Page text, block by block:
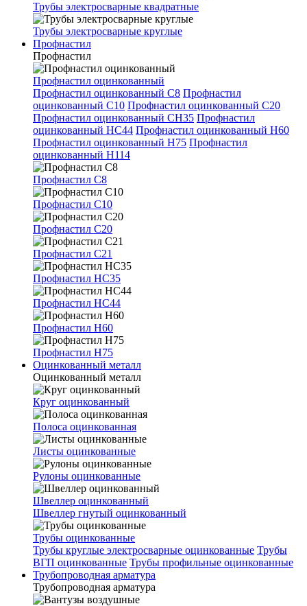
Трубы электросварные квадратные
Трубы электросварные круглые
Профнастил
Профнастил
Профнастил оцинкованный
Профнастил оцинкованный С8 Профнастил
оцинкованный С10 Профнастил оцинкованный С20
Профнастил оцинкованный СН35 Профнастил
оцинкованный НС44 Профнастил оцинкованный Н60
Профнастил оцинкованный Н75 Профнастил
оцинкованный Н114
Профнастил С8
Профнастил С10
Профнастил С20
Профнастил С21
Профнастил НС35
Профнастил НС44
Профнастил Н60
Профнастил Н75
Оцинкованный металл
Оцинкованный металл
Круг оцинкованный
Полоса оцинкованная
Листы оцинкованные
Рулоны оцинкованные
Швеллер оцинкованный
Швеллер гнутый оцинкованный
Трубы оцинкованные
Трубы круглые электросварные оцинкованные Трубы
ВГП оцинкованные Трубы профильные оцинкованные
Трубопроводная арматура
Трубопроводная арматура